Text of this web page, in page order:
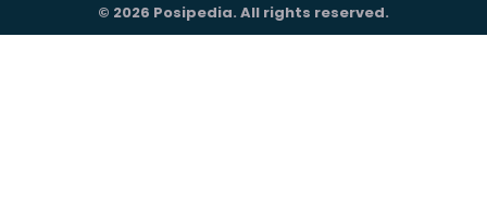
© 2026 Posipedia. All rights reserved.